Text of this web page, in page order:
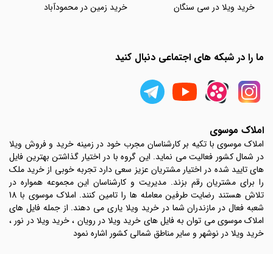
خرید ویلا در سی سنگان
خرید زمین در محمودآباد
ما را در شبکه های اجتماعی دنبال کنید
املاک موسوی
املاک موسوی با تکیه بر کارشناسان مجرب خود در زمینه خرید و فروش ویلا
در شمال کشور فعالیت می نماید. این گروه با در اختیار گذاشتن بهترین فایل
های تایید شده در اختیار مشتریان عزیز سعی دارد تجربه خوبی از خرید ملک
را برای مشتریان رقم بزند. مدیریت و کارشناسان این مجموعه همواره در
تلاش هستند رضایت طرفین معامله ها را تامین کنند. املاک موسوی با 18
شعبه فعال در مازندران شما در خرید ویلا یاری می دهند. از جمله فایل های
املاک موسوی می توان به فایل های خرید ویلا در رویان ، خرید ویلا در نور ،
خرید ویلا در نوشهر و سایر مناطق شمالی کشور اشاره نمود